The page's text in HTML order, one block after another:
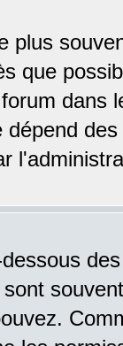
plus
que
dans